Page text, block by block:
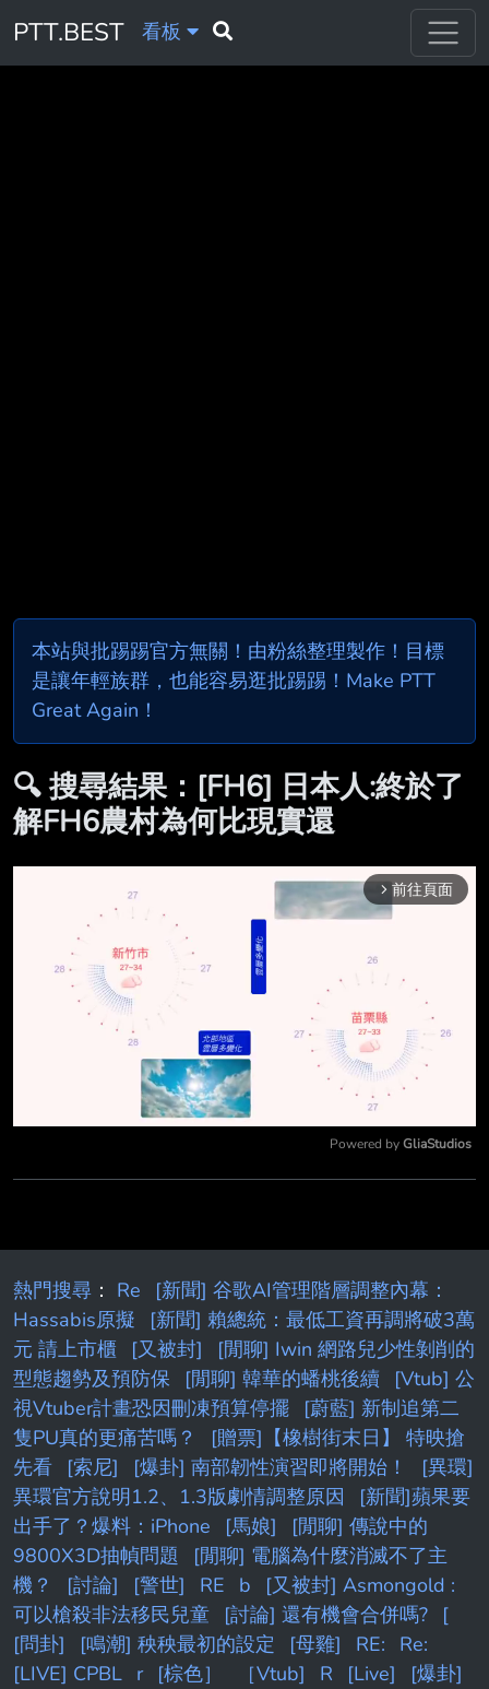
PTT.BEST 看板
本站與批踢踢官方無關！由粉絲整理製作！目標
是讓年輕族群，也能容易逛批踢踢！Make PTT
Great Again！
🔍 搜尋結果：[FH6] 日本人:終於了
解FH6農村為何比現實還
arrow_forward_ios 前往頁面
Powered by GliaStudios
熱門搜尋 ： Re
[新聞] 谷歌AI管理階層調整內幕：
Hassabis原擬
[新聞] 賴總統：最低工資再調將破3萬
元 請上市櫃
[又被封]
[閒聊] Iwin 網路兒少性剝削的
型態趨勢及預防保
[閒聊] 韓華的蟠桃後續
[Vtub] 公
視Vtuber計畫恐因刪凍預算停擺
[蔚藍] 新制追第二
隻PU真的更痛苦嗎？
[贈票]【橡樹街末日】 特映搶
先看
[索尼] [爆卦] 南部韌性演習即將開始！
[異環]
異環官方說明1.2、1.3版劇情調整原因
[新聞]蘋果要
出手了？爆料：iPhone
[馬娘]
[閒聊] 傳說中的
9800X3D抽幀問題
[閒聊] 電腦為什麼消滅不了主
機？
[討論] [警世] RE b
[又被封] Asmongold :
可以槍殺非法移民兒童
[討論] 還有機會合併嗎?
[
[問卦]
[鳴潮] 秧秧最初的設定 [母雞] RE:
Re:
[LIVE] CPBL r [棕色］ ［Vtub] R [Live]
[爆卦]